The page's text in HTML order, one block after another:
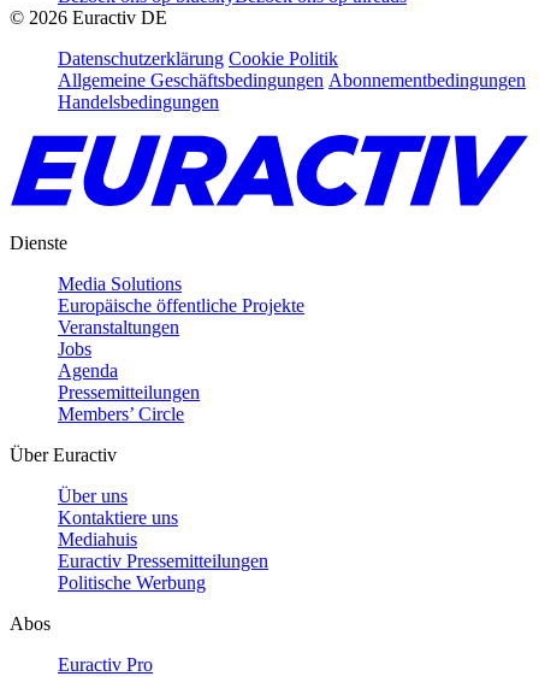
© 2026 Euractiv DE
Datenschutzerklärung Cookie Politik
Allgemeine Geschäftsbedingungen Abonnementbedingungen
Handelsbedingungen
Dienste
Media Solutions
Europäische öffentliche Projekte
Veranstaltungen
Jobs
Agenda
Pressemitteilungen
Members’ Circle
Über Euractiv
Über uns
Kontaktiere uns
Mediahuis
Euractiv Pressemitteilungen
Politische Werbung
Abos
Euractiv Pro